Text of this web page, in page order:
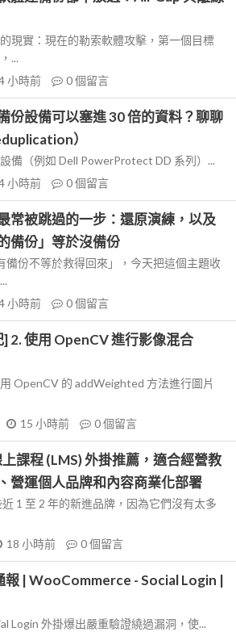
現實：現在的勒索軟體攻擊，第一個目標
...
小時前 0個留言
份設備可以塞進 30 倍的資料？聊聊
）
備（例如 Dell PowerProtect DD 系列）...
小時前 0個留言
常被跳過的一步：還原演練，以及
備份」等於沒備份
備份不等於救得回來」，今天把這個主題收
小時前 0個留言
2. 使用 OpenCV 進行影像混合
OpenCV 的 addWeighted 方法進行圖片
15 小時前 0個留言
課程 (LMS) 外掛推薦，適合經營教
營運個人品牌和內容商業化部署
1 至 2 年的新進品牌，因為它們沒有太多
18 小時前 0個留言
| WooCommerce - Social Login |
Login 外掛爆出嚴重驗證繞過漏洞，使...